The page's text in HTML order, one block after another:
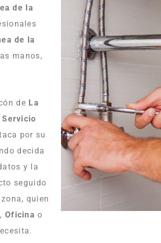
de la
de la
manos,
de La
Servicio
por su
decida
y la
seguido
quien
, Oficina o